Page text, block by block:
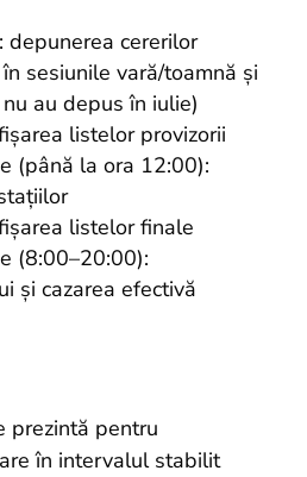
cererilor
sesiunile vară/toamnă și
au depus în iulie)
listelor provizorii
(până la ora 12:00):
listelor finale
(8:00–20:00):
și cazarea efectivă
prezintă pentru
în intervalul stabilit